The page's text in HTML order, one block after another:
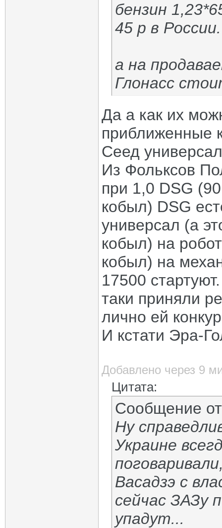
бензин
45 р в России.
а на
Глонасс
Да а как их
приближенные
Сеед
Из Фольксов
при 1,0 DSG
кобыл) DSG
универсал (а
кобыл) на
кобыл) на
17500
таки приняли
лично ей
И кстати Эра-
Добавлено через 9
Цитата:
Сообщение
Ну
Украине
Васадзэ с
сейчас ЗАЗу
упадут...